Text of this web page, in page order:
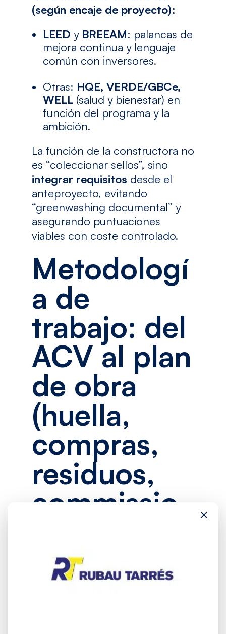
(según encaje de proyecto):
LEED y BREEAM: palancas de
mejora continua y lenguaje
común con inversores.
Otras: HQE, VERDE/GBCe,
WELL(salud y bienestar) en
función del programa y la
ambición.
La función de la constructora no
es “coleccionar sellos”, sino
integrar requisitos desde el
anteproyecto, evitando
“greenwashing documental” y
asegurando puntuaciones
viables con coste controlado.
Metodologí
a de
trabajo: del
ACV al plan
de obra
(huella,
compras,
residuos,
commissio
ACV rápido y
huella de
×